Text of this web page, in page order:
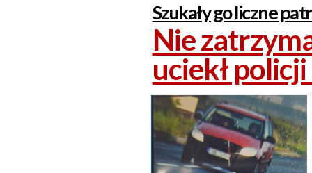
Szukały go liczne
Nie
uciekł